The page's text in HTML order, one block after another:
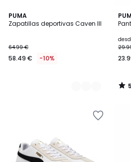
PUMA
Zapatillas deportivas Caven III
64.99 €
58.49 € -10%
2
Colores
5
/
2
5
/